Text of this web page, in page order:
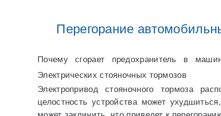
Перегорание
Почему сгорает предохранитель в
Электрических стояночных тормозов
Электропривод стояночного тормоза
целостность устройства может